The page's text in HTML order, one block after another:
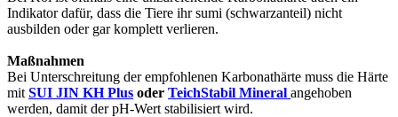
Indikator dafür, dass die Tiere ihr sumi (schwarzanteil) nicht
ausbilden oder gar komplett verlieren.
Maßnahmen
Bei Unterschreitung der empfohlenen Karbonathärte muss die Härte
mit SUI JIN KH Plus oder TeichStabil Mineral angehoben
werden, damit der pH-Wert stabilisiert wird.